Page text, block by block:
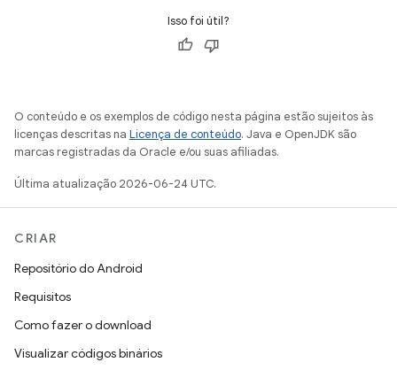
Isso foi útil?
O conteúdo e os exemplos de código nesta página estão sujeitos às
licenças descritas na Licença de conteúdo. Java e OpenJDK são
marcas registradas da Oracle e/ou suas afiliadas.
Última atualização 2026-06-24 UTC.
CRIAR
Repositório do Android
Requisitos
Como fazer o download
Visualizar códigos binários